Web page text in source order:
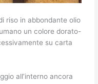
riso in abbondante olio
un colore dorato-
su carta
all’interno ancora